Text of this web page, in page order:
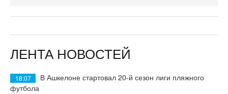
ЛЕНТА НОВОСТЕЙ
18:07
В Ашкелоне стартовал 20-й сезон лиги пляжного
футбола